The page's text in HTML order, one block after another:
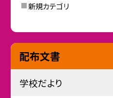
新規カテゴリ
配布文書
学校だより